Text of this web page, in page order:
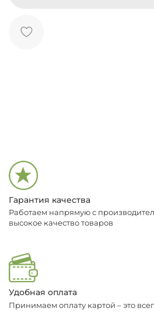
Гарантия качества
Работаем напрямую с
высокое качество товаров
Удобная оплата
Принимаем оплату картой – это